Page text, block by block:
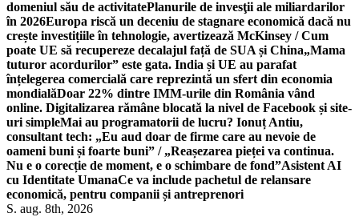
domeniul său de activitatePlanurile de invesţii ale miliardarilor
în 2026Europa riscă un deceniu de stagnare economică dacă nu
crește investițiile în tehnologie, avertizează McKinsey / Cum
poate UE să recupereze decalajul față de SUA și China„Mama
tuturor acordurilor” este gata. India și UE au parafat
înțelegerea comercială care reprezintă un sfert din economia
mondialăDoar 22% dintre IMM-urile din România vând
online. Digitalizarea rămâne blocată la nivel de Facebook și site-
uri simpleMai au programatorii de lucru? Ionuț Antiu,
consultant tech: „Eu aud doar de firme care au nevoie de
oameni buni și foarte buni” / „Reașezarea pieței va continua.
Nu e o corecție de moment, e o schimbare de fond”Asistent AI
cu Identitate UmanaCe va include pachetul de relansare
economică, pentru companii și antreprenori
S. aug. 8th, 2026